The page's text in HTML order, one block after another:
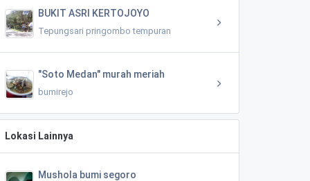
BUKIT ASRI KERTOJOYO
Tepungsari pringombo tempuran
"Soto Medan" murah meriah
bumirejo
Lokasi Lainnya
Mushola bumi segoro